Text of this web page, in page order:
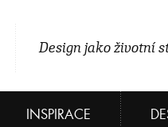
Design jako životní
INSPIRACE